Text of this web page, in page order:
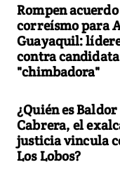
Rompen
correísmo para
Guayaquil:
contra candidata
"chimbadora"
¿Quién es
Cabrera, el
justicia vincula
Los Lobos?